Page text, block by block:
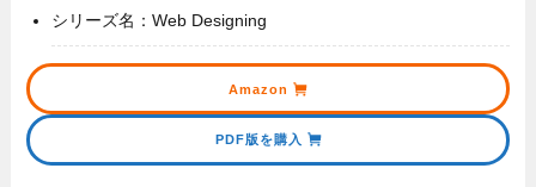
シリーズ名：Web Designing
Amazon
PDF版を購入